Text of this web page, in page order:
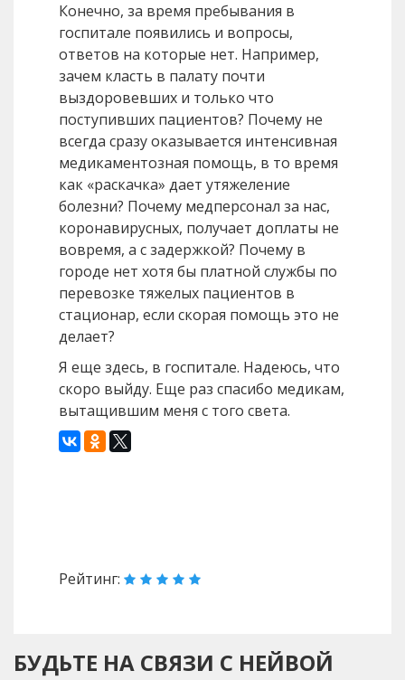
Конечно, за время пребывания в
госпитале появились и вопросы,
ответов на которые нет. Например,
зачем класть в палату почти
выздоровевших и только что
поступивших пациентов? Почему не
всегда сразу оказывается интенсивная
медикаментозная помощь, в то время
как «раскачка» дает утяжеление
болезни? Почему медперсонал за нас,
коронавирусных, получает доплаты не
вовремя, а с задержкой? Почему в
городе нет хотя бы платной службы по
перевозке тяжелых пациентов в
стационар, если скорая помощь это не
делает?
Я еще здесь, в госпитале. Надеюсь, что
скоро выйду. Еще раз спасибо медикам,
вытащившим меня с того света.
Рейтинг:
БУДЬТЕ НА СВЯЗИ С НЕЙВОЙ